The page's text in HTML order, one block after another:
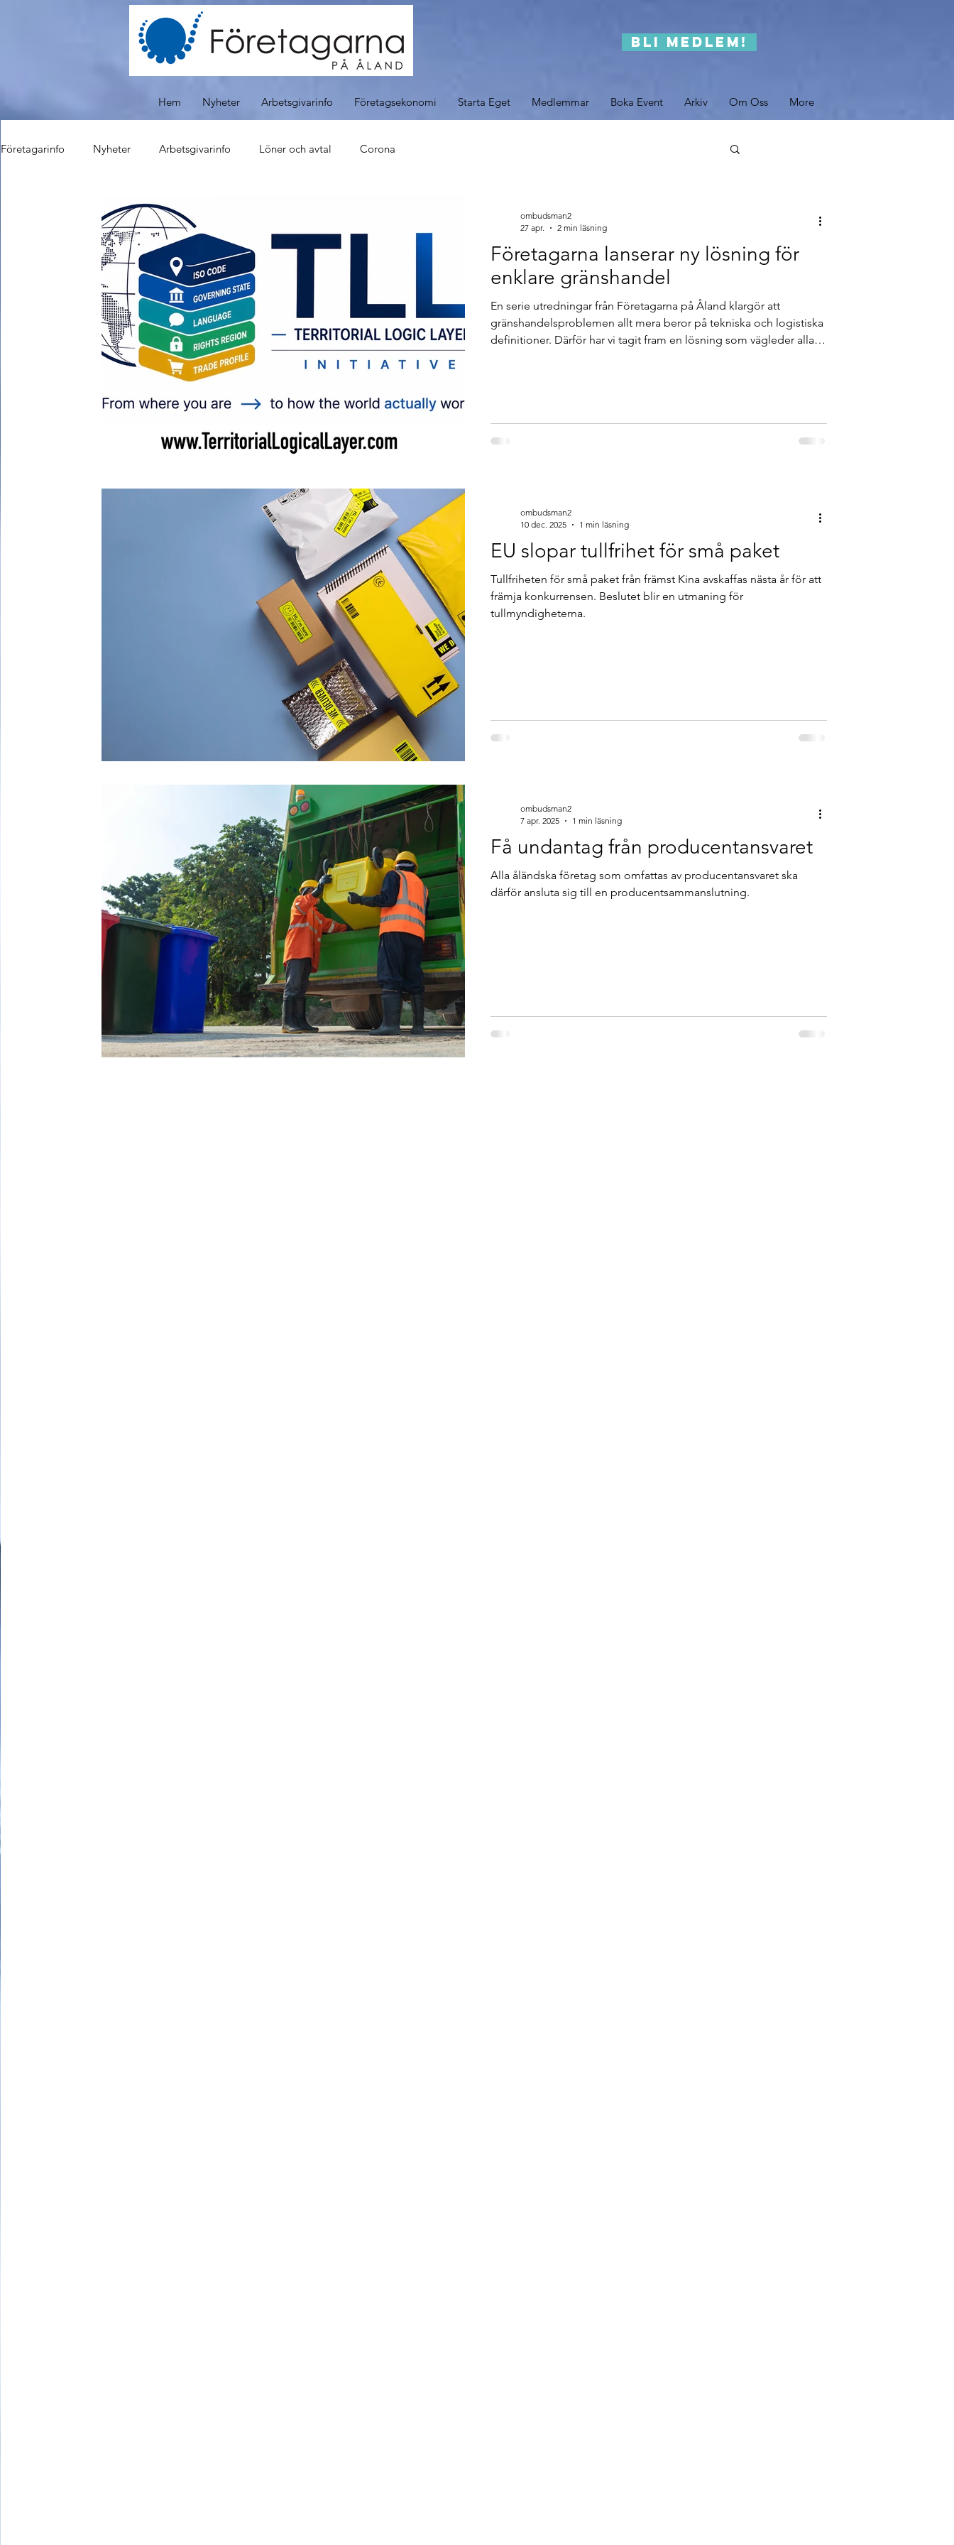
Bli medlem!
Hem Nyheter Arbetsgivarinfo Företagsekonomi Starta Eget Medlemmar Boka Event Arkiv Om Oss More
Företagarinfo Nyheter Arbetsgivarinfo Löner och avtal Corona
Företagarna lanserar ny lösning för
enklare gränshandel
En serie utredningar från Företagarna på Åland klargör att
gränshandelsproblemen allt mera beror på tekniska och logistiska
definitioner. Därför har vi tagit fram en lösning som vägleder alla
ombudsman2
27 apr.
2 min läsning
EU slopar tullfrihet för små paket
Tullfriheten för små paket från främst Kina avskaffas nästa år för att
främja konkurrensen. Beslutet blir en utmaning för
tullmyndigheterna.
ombudsman2
10 dec. 2025
1 min läsning
Få undantag från producentansvaret
Alla åländska företag som omfattas av producentansvaret ska
därför ansluta sig till en producentsammanslutning.
ombudsman2
7 apr. 2025
1 min läsning